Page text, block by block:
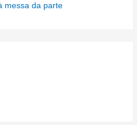
messa da parte